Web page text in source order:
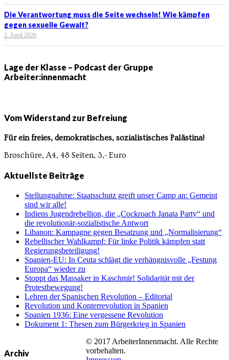
Die Verantwortung muss die Seite wechseln! Wie kämpfen
gegen sexuelle Gewalt?
2. April 2026
Lage der Klasse – Podcast der Gruppe
Arbeiter:innenmacht
Vom Widerstand zur Befreiung
Für ein freies, demokratisches, sozialistisches Palästina!
Broschüre, A4, 48 Seiten, 3,- Euro
Aktuellste Beiträge
Stellungnahme: Staatsschutz greift unser Camp an: Gemeint
sind wir alle!
Indiens Jugendrebellion, die „Cockroach Janata Party“ und
die revolutionär-sozialistische Antwort
Libanon: Kampagne gegen Besatzung und „Normalisierung“
Rebellischer Wahlkampf: Für linke Politik kämpfen statt
Regierungsbeteiligung!
Spanien-EU: In Ceuta schlägt die verhängnisvolle „Festung
Europa“ wieder zu
Stoppt das Massaker in Kaschmir! Solidarität mit der
Protestbewegung!
Lehren der Spanischen Revolution – Editorial
Revolution und Konterrevolution in Spanien
Spanien 1936: Eine vergessene Revolution
Dokument 1: Thesen zum Bürgerkrieg in Spanien
Archiv
© 2017 ArbeiterInnenmacht. Alle Rechte
vorbehalten.